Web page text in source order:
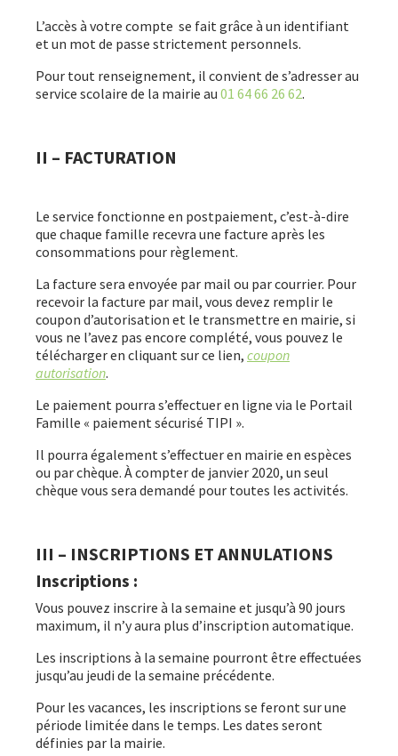
L’accès à votre compte se fait grâce à un identifiant
et un mot de passe strictement personnels.
Pour tout renseignement, il convient de s’adresser au
service scolaire de la mairie au 01 64 66 26 62.
II – FACTURATION
Le service fonctionne en postpaiement, c’est-à-dire
que chaque famille recevra une facture après les
consommations pour règlement.
La facture sera envoyée par mail ou par courrier. Pour
recevoir la facture par mail, vous devez remplir le
coupon d’autorisation et le transmettre en mairie, si
vous ne l’avez pas encore complété, vous pouvez le
télécharger en cliquant sur ce lien, coupon
autorisation.
Le paiement pourra s’effectuer en ligne via le Portail
Famille « paiement sécurisé TIPI ».
Il pourra également s’effectuer en mairie en espèces
ou par chèque. À compter de janvier 2020, un seul
chèque vous sera demandé pour toutes les activités.
III – INSCRIPTIONS ET ANNULATIONS
Inscriptions :
Vous pouvez inscrire à la semaine et jusqu’à 90 jours
maximum, il n’y aura plus d’inscription automatique.
Les inscriptions à la semaine pourront être effectuées
jusqu’au jeudi de la semaine précédente.
Pour les vacances, les inscriptions se feront sur une
période limitée dans le temps. Les dates seront
définies par la mairie.